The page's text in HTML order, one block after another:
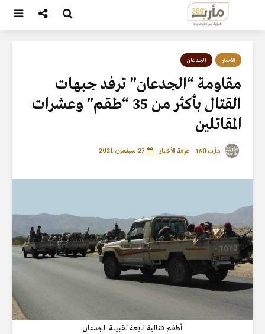
الأخبار الجدعان
مقاومة “الجدعان” ترفد جبهات
القتال بأكثر من 35 “طقم” وعشرات
المقاتلين
مأرب 360 - غرفة الأخبار 27 سبتمبر، 2021
أطقم قتالية تابعة لقبيلة الجدعان